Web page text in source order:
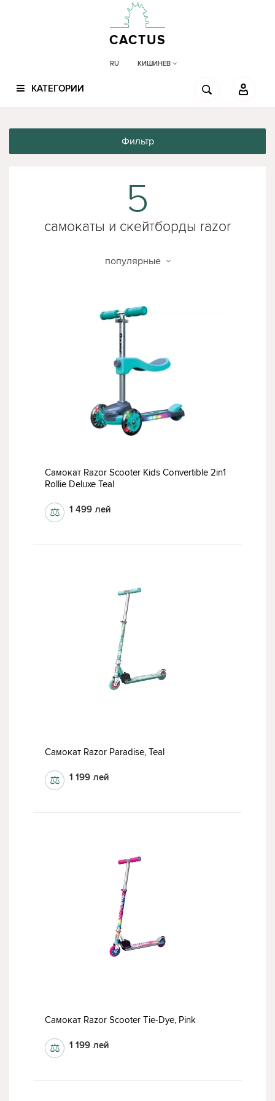
CACTUS
RU КИШИНЕВ
КАТЕГОРИИ
5
самокаты и скейтборды razor
Самокат Razor Scooter Kids Convertible 2in1
Rollie Deluxe Teal
1 499 лей
⚖
Самокат Razor Paradise, Teal
1 199 лей
⚖
Самокат Razor Scooter Tie-Dye, Pink
1 199 лей
⚖
Фильтр